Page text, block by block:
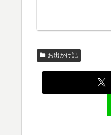
お出かけ記